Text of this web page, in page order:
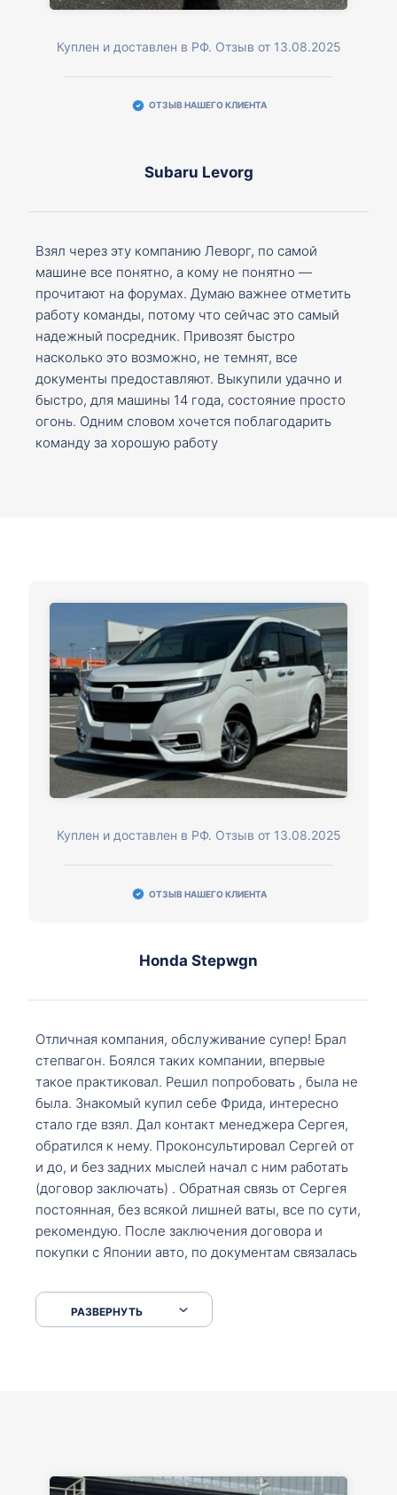
Куплен и доставлен в РФ. Отзыв от 13.08.2025
ОТЗЫВ НАШЕГО КЛИЕНТА
Subaru Levorg
Взял через эту компанию Леворг, по самой
машине все понятно, а кому не понятно —
прочитают на форумах. Думаю важнее отметить
работу команды, потому что сейчас это самый
надежный посредник. Привозят быстро
насколько это возможно, не темнят, все
документы предоставляют. Выкупили удачно и
быстро, для машины 14 года, состояние просто
огонь. Одним словом хочется поблагодарить
команду за хорошую работу
Куплен и доставлен в РФ. Отзыв от 13.08.2025
ОТЗЫВ НАШЕГО КЛИЕНТА
Honda Stepwgn
Отличная компания, обслуживание супер! Брал
степвагон. Боялся таких компании, впервые
такое практиковал. Решил попробовать , была не
была. Знакомый купил себе Фрида, интересно
стало где взял. Дал контакт менеджера Сергея,
обратился к нему. Проконсультировал Сергей от
и до, и без задних мыслей начал с ним работать
(договор заключать) . Обратная связь от Сергея
постоянная, без всякой лишней ваты, все по сути,
рекомендую. После заключения договора и
покупки с Японии авто, по документам связалась
что заполнить, куда зайти, образцы и т.д. После
приехал за авто. Меня тепло встретили Сергей с
РАЗВЕРНУТЬ